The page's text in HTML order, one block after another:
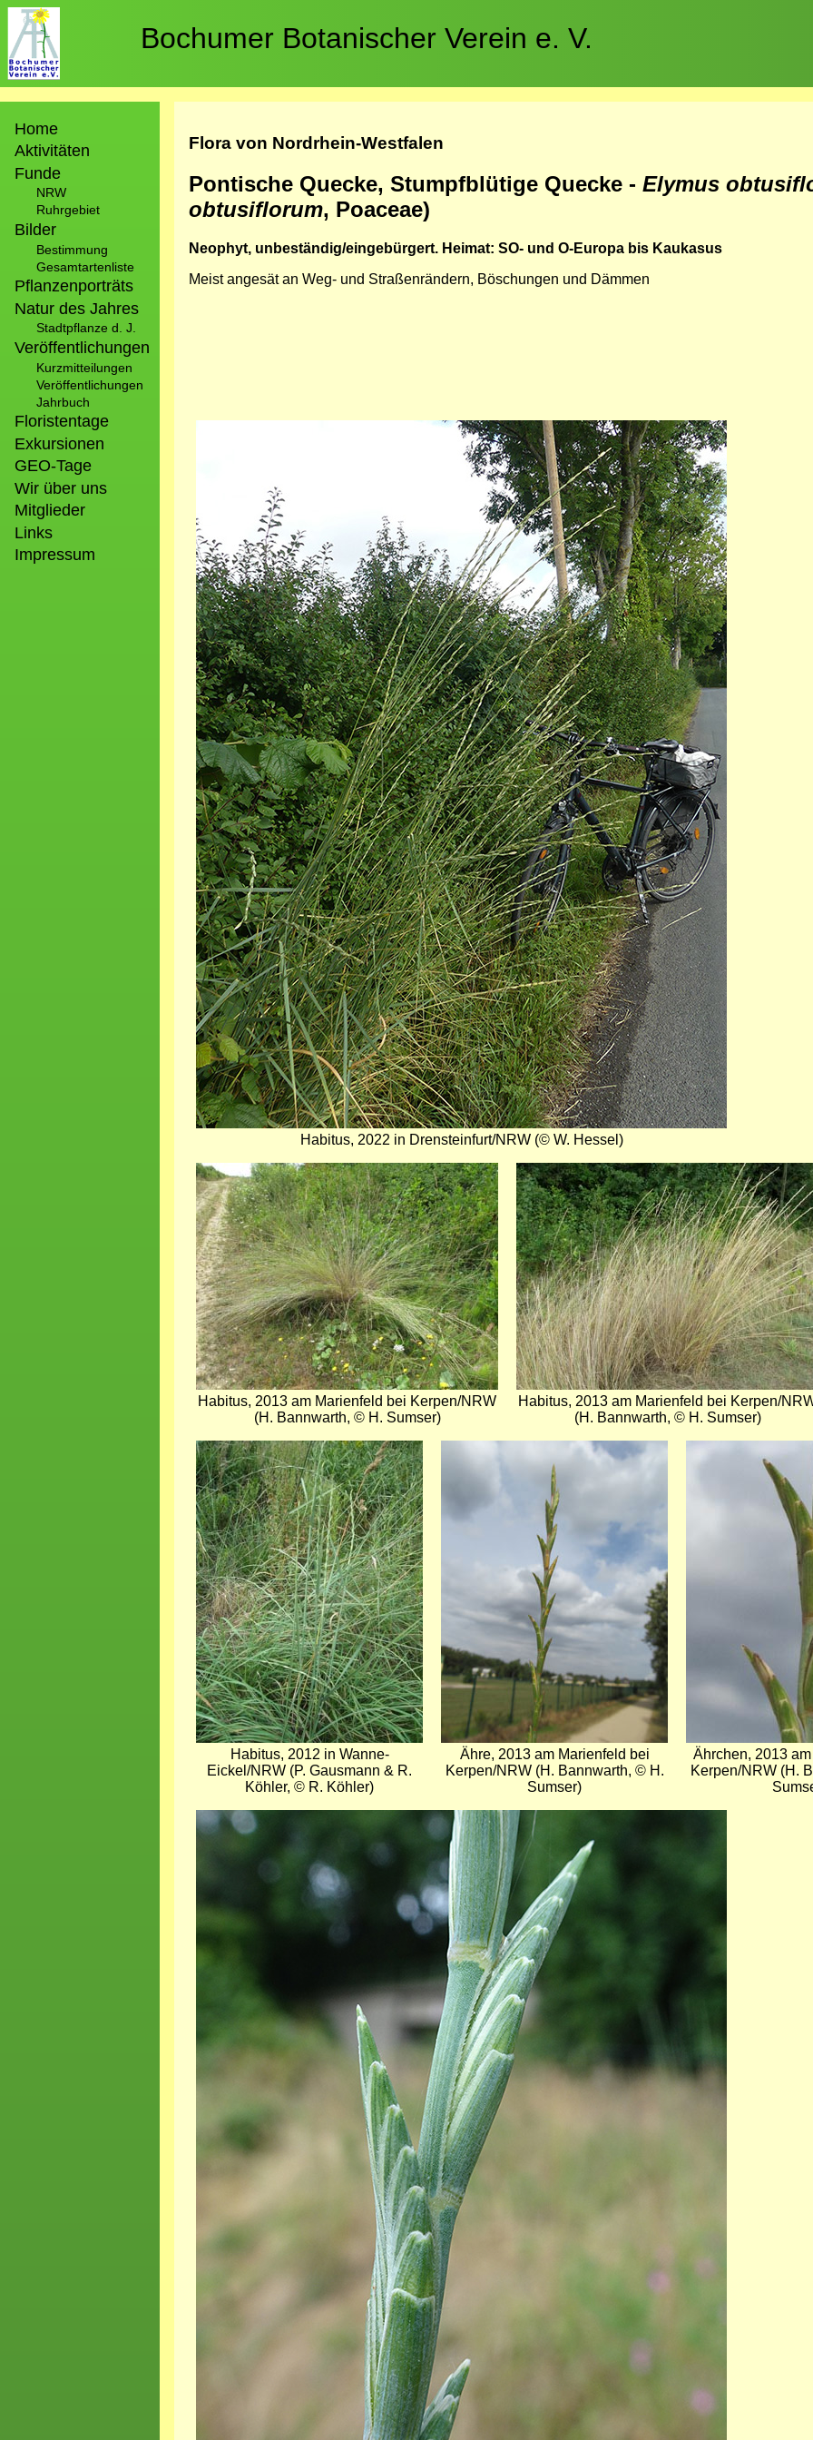
Direkt
zum
Inhalt
Bochumer Botanischer Verein e. V.
Home
Aktivitäten
Funde
NRW
Ruhrgebiet
Bilder
Bestimmung
Gesamtartenliste
Pflanzenporträts
Natur des Jahres
Stadtpflanze d. J.
Veröffentlichungen
Kurzmitteilungen
Veröffentlichungen
Jahrbuch
Floristentage
Exkursionen
GEO-Tage
Wir über uns
Mitglieder
Links
Impressum
Flora von Nordrhein-Westfalen
Pontische Quecke, Stumpfblütige Quecke - Elymus
obtusiflorum, Poaceae)
Neophyt, unbeständig/eingebürgert. Heimat: SO- und O-Europa bis Kaukasus
Meist angesät an Weg- und Straßenrändern, Böschungen und Dämmen
Habitus, 2022 in Drensteinfurt/NRW (© W. Hessel)
Bild
Habitus, 2013 am Marienfeld bei Kerpen/NRW
(H. Bannwarth, © H. Sumser)
Bild
Habitus, 2013 am Marienfeld bei Kerpen/
(H. Bannwarth, © H. Sumser)
Bild
Habitus, 2012 in Wanne-
Eickel/NRW (P. Gausmann & R.
Köhler, © R. Köhler)
Ähre, 2013 am Marienfeld bei
Kerpen/NRW (H. Bannwarth, © H.
Sumser)
Ährchen, 2013
Kerpen/NRW (H.
Bild